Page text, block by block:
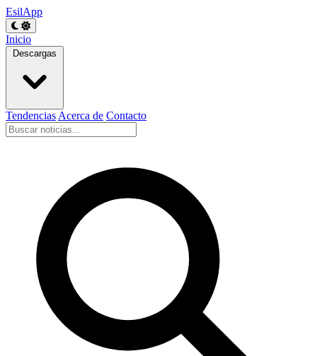
EsilApp
Inicio
Descargas
Tendencias Acerca de Contacto